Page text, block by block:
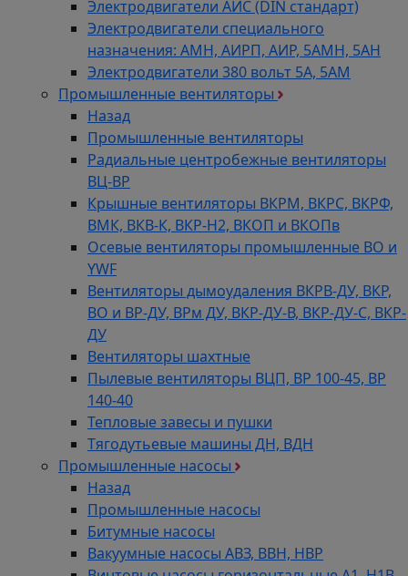
Электродвигатели АИС (DIN стандарт)
Электродвигатели специального
назначения: АМН, АИРП, АИР, 5АМН, 5АН
Электродвигатели 380 вольт 5А, 5АМ
Промышленные вентиляторы
Назад
Промышленные вентиляторы
Радиальные центробежные вентиляторы
ВЦ-ВР
Крышные вентиляторы ВКРМ, ВКРС, ВКРФ,
ВМК, ВКВ-К, ВКР-Н2, ВКОП и ВКОПв
Осевые вентиляторы промышленные ВО и
YWF
Вентиляторы дымоудаления ВКРВ-ДУ, ВКР,
ВО и ВР-ДУ, ВРм ДУ, ВКР-ДУ-В, ВКР-ДУ-С, ВКР-
ДУ
Вентиляторы шахтные
Пылевые вентиляторы ВЦП, ВР 100-45, ВР
140-40
Тепловые завесы и пушки
Тягодутьевые машины ДН, ВДН
Промышленные насосы
Назад
Промышленные насосы
Битумные насосы
Вакуумные насосы АВЗ, ВВН, НВР